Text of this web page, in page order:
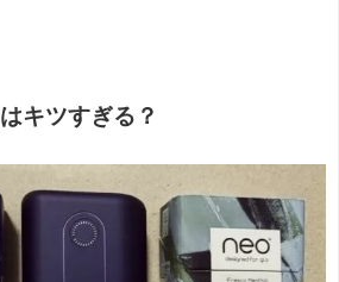
キツすぎる？